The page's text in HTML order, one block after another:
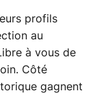
profils
au
à vous de
Côté
gagnent